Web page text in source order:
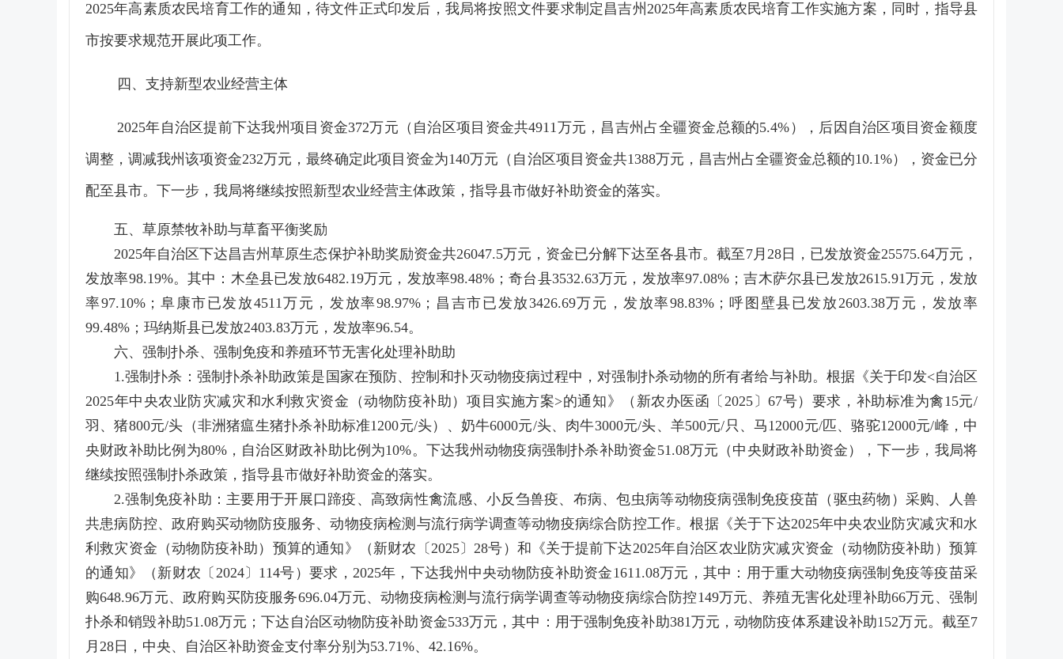
2025年高素质农民培育工作的通知，待文件正式印发后，我局将按照文件要求制定昌吉州2025年高素质农民培育工作实施方案，同时，指导县
市按要求规范开展此项工作。
四、支持新型农业经营主体
2025年自治区提前下达我州项目资金372万元（自治区项目资金共4911万元，昌吉州占全疆资金总额的5.4%），后因自治区项目资金额度
调整，调减我州该项资金232万元，最终确定此项目资金为140万元（自治区项目资金共1388万元，昌吉州占全疆资金总额的10.1%），资金已分
配至县市。下一步，我局将继续按照新型农业经营主体政策，指导县市做好补助资金的落实。
五、草原禁牧补助与草畜平衡奖励
2025年自治区下达昌吉州草原生态保护补助奖励资金共26047.5万元，资金已分解下达至各县市。截至7月28日，已发放资金25575.64万元，
发放率98.19%。其中：木垒县已发放6482.19万元，发放率98.48%；奇台县3532.63万元，发放率97.08%；吉木萨尔县已发放2615.91万元，发放
率97.10%；阜康市已发放4511万元，发放率98.97%；昌吉市已发放3426.69万元，发放率98.83%；呼图壁县已发放2603.38万元，发放率
99.48%；玛纳斯县已发放2403.83万元，发放率96.54。
六、 强制扑杀、强制免疫和养殖环节无害化处理补助助
1.强制扑杀：强制扑杀补助政策是国家在预防、控制和扑灭动物疫病过程中，对强制扑杀动物的所有者给与补助。根据《关于印发<自治区
2025年中央农业防灾减灾和水利救灾资金（动物防疫补助）项目实施方案>的通知》（新农办医函〔2025〕67号）要求，补助标准为禽15元/
羽、猪800元/头（非洲猪瘟生猪扑杀补助标准1200元/头）、奶牛6000元/头、肉牛3000元/头、羊500元/只、马12000元/匹、骆驼12000元/峰，中
央财政补助比例为80%，自治区财政补助比例为10%。下达我州动物疫病强制扑杀补助资金51.08万元（中央财政补助资金），下一步，我局将
继续按照强制扑杀政策，指导县市做好补助资金的落实。
2.强制免疫补助：主要用于开展口蹄疫、高致病性禽流感、小反刍兽疫、布病、包虫病等动物疫病强制免疫疫苗（驱虫药物）采购、人兽
共患病防控、政府购买动物防疫服务、动物疫病检测与流行病学调查等动物疫病综合防控工作。根据《关于下达2025年中央农业防灾减灾和水
利救灾资金（动物防疫补助）预算的通知》（新财农〔2025〕28号）和《关于提前下达2025年自治区农业防灾减灾资金（动物防疫补助）预算
的通知》（新财农〔2024〕114号）要求，2025年，下达我州中央动物防疫补助资金1611.08万元，其中：用于重大动物疫病强制免疫等疫苗采
购648.96万元、政府购买防疫服务696.04万元、动物疫病检测与流行病学调查等动物疫病综合防控149万元、养殖无害化处理补助66万元、强制
扑杀和销毁补助51.08万元；下达自治区动物防疫补助资金533万元，其中：用于强制免疫补助381万元，动物防疫体系建设补助152万元。截至7
月28日，中央、自治区补助资金支付率分别为53.71%、42.16%。